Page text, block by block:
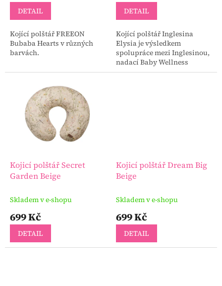
DETAIL
Kojící polštář FREEON
Bubaba Hearts v různých
barvách.
DETAIL
Kojící polštář Inglesina
Elysia je výsledkem
spolupráce mezi Inglesinou,
nadací Baby Wellness
Foundation a nemocnicí v
Kojicí polštář Secret
Garden Beige
Skladem v e-shopu
699 Kč
DETAIL
Kojicí polštář Dream Big
Beige
Skladem v e-shopu
699 Kč
DETAIL